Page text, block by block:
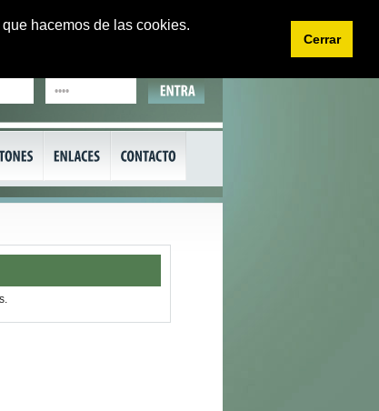
hacemos de las cookies.
Cerrar